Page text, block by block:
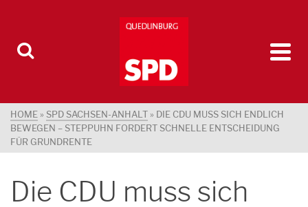
HOME » SPD SACHSEN-ANHALT » DIE CDU MUSS SICH ENDLICH
BEWEGEN – STEPPUHN FORDERT SCHNELLE ENTSCHEIDUNG
FÜR GRUNDRENTE
Die CDU muss sich